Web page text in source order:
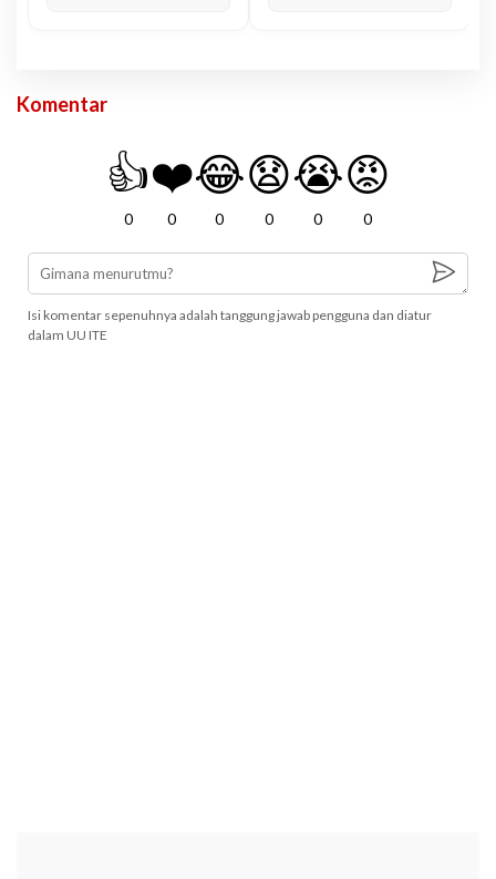
Komentar
👍
0
❤️
0
😂
0
😧
0
😭
0
😡
0
Isi komentar sepenuhnya adalah tanggung jawab pengguna dan diatur
dalam UU ITE